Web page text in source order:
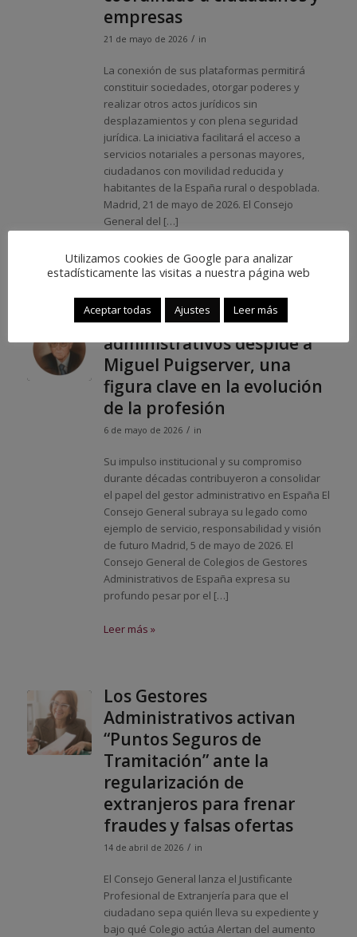
empresas
21 de mayo de 2026 / in
La conexión de sus plataformas permitirá
constituir sociedades, otorgar poderes y
realizar otros actos jurídicos sin
desplazamientos y con plena seguridad
jurídica. La iniciativa facilitará el acceso a
servicios notariales a personas mayores,
ciudadanos con movilidad reducida y
habitantes de la España rural o despoblada.
Madrid, 21 de mayo de 2026. El Consejo
General del […]
Leer más »
El colectivo de gestores
administrativos despide a
Miguel Puigserver, una
figura clave en la evolución
de la profesión
6 de mayo de 2026 / in
Su impulso institucional y su compromiso
durante décadas contribuyeron a consolidar
el papel del gestor administrativo en España El
Consejo General subraya su legado como
ejemplo de servicio, responsabilidad y visión
de futuro Madrid, 5 de mayo de 2026. El
Consejo General de Colegios de Gestores
Administrativos de España expresa su
profundo pesar por el […]
Leer más »
Los Gestores
Administrativos activan
“Puntos Seguros de
Tramitación” ante la
regularización de
extranjeros para frenar
fraudes y falsas ofertas
14 de abril de 2026 / in
El Consejo General lanza el Justificante
Profesional de Extranjería para que el
ciudadano sepa quién lleva su expediente y
bajo qué Colegio actúa Alertan del aumento
Utilizamos cookies de Google para analizar
estadísticamente las visitas a nuestra página web
Aceptar todas Ajustes Leer más